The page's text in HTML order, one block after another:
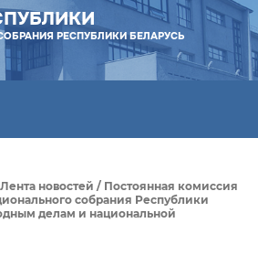
РЕСПУБЛИКИ БЕЛАРУСЬ
Лента новостей / Постоянная комиссия
собрания Республики
делам и национальной